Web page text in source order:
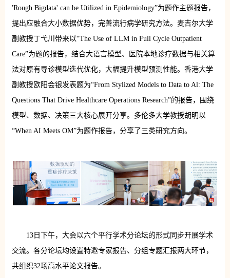
'Rough Bigdata' can be Utilized in Epidemiology”为题作主题报告，
提出应融合大小数据优势，完善流行病学研究方法。麦吉尔大学
副教授丁弋川带来以“The Use of LLM in Full Cycle Outpatient
Care”为题的报告，结合大语言模型、医院本地诊疗数据与相关算
法对原有导诊模型迭代优化，大幅提升模型预测性能。香港大学
副教授欧阳会银发表题为“From Stylized Models to Data to Al: The
Questions That Drive Healthcare Operations Research”的报告，围绕
模型、数据、决策三大核心展开分享。多伦多大学教授胡明以
“When AI Meets OM”为题作报告，分享了三类研究方向。
13日下午，大会以六个平行学术分论坛的形式同步开展学术
交流。各分论坛均设置特邀专家报告、分组专题汇报两大环节，
共组织32场高水平论文报告。